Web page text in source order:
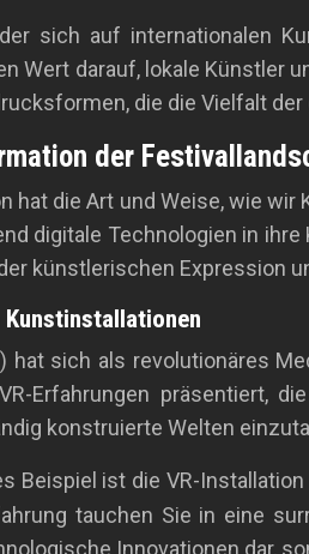
sich auf internationalen
Wert darauf, lokale Künstler
die die Vielfalt
der
hat die Art und Weise, wie
digitale Technologien in
künstlerischen Expression
hat sich als revolutionäres
Erfahrungen präsentiert,
konstruierte Welten
Beispiel ist die VR-Installation
tauchen Sie in eine
Innovationen dar,